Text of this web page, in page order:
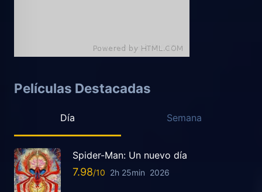
Películas Destacadas
Día Semana
Spider-Man: Un nuevo día
7.98 2h 25min 2026